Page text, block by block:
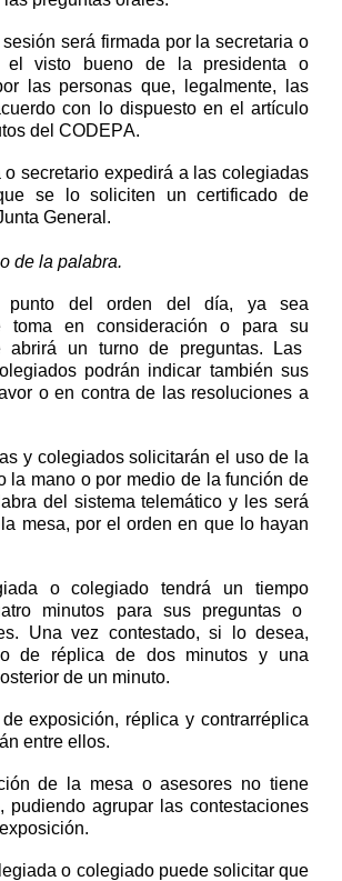
será firmada por lasecretaria o
el visto bueno dela presidenta o
las personas que, legalmente, las
con lo dispuesto en el artículo
del CODEPA.
o secretario expedirá a las colegiadas
se lo soliciten un certificado de
General.
de la palabra.
punto del orden del día, ya sea
toma en consideración o para su
abrirá un turno de preguntas. Las
os podrán indicar también sus
o en contra de las resoluciones a
y colegiados solicitarán el uso de la
la mano o por medio dela funciónde
del sistema telemático y les será
mesa, porelorden en que lo hayan
ocolegiado tendrá un tiempo
minutos para sus preguntas o
Una vez contestado, si lo desea,
de réplica de dos minutos y una
de un minuto.
de exposición, réplica ycontrarréplica
entre ellos.
de la mesa o asesores no tiene
, pudiendo agrupar las contestaciones
a o colegiado puede solicitar que